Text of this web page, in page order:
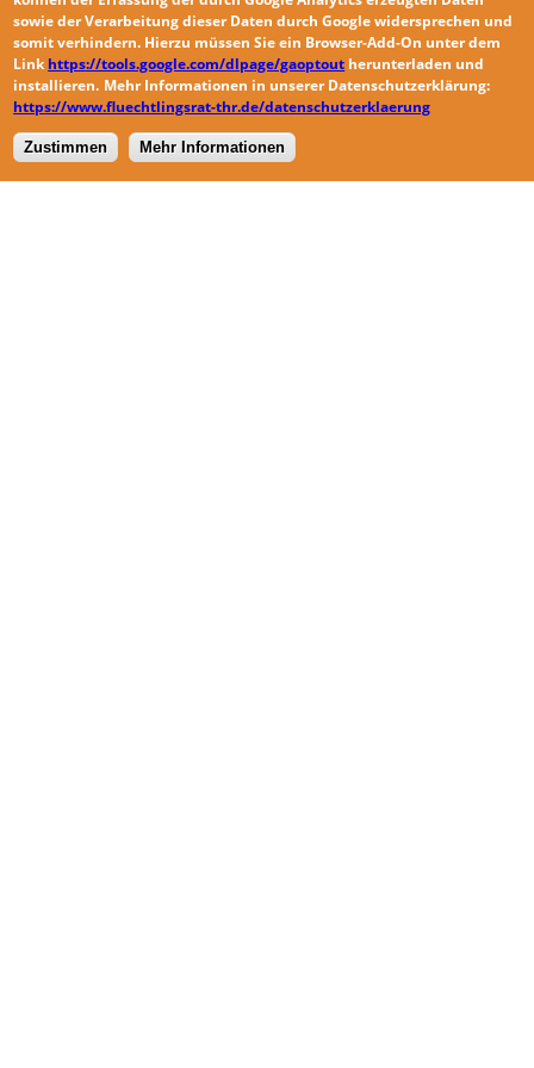
sowie derVerarbeitung dieser Daten durch Google widersprechen und
somit verhindern. Hierzu müssen Sie ein Browser-Add-On unter dem
Linkhttps://tools.google.com/dlpage/gaoptout herunterladen und
installieren. Mehr Informationen in unserer Datenschutzerklärung:
https://www.fluechtlingsrat-thr.de/datenschutzerklaerung
Zustimmen Mehr Informationen